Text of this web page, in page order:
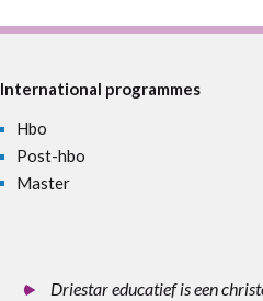
International programmes
Hbo
Post-hbo
Master
Driestar educatief is een